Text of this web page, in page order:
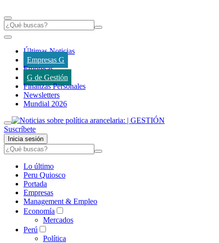
Últimas Noticias
Empresas G
Empresas
G de Gestión
Finanzas Personales
Newsletters
Mundial 2026
Suscríbete
Inicia sesión
Lo último
Peru Quiosco
Portada
Empresas
Management & Empleo
Economía
Mercados
Perú
Política